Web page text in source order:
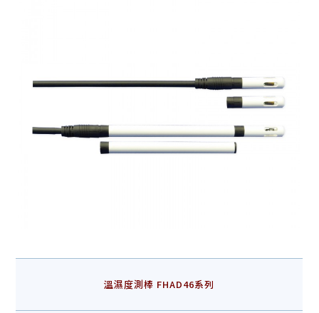
溫濕度測棒 FHAD46系列